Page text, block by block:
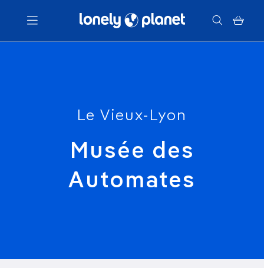
Menu
Le Vieux-Lyon
Musée des
Automates